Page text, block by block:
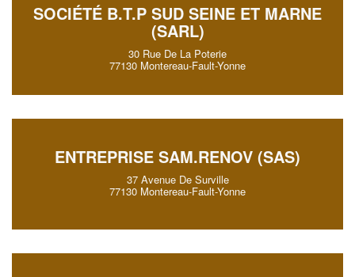
SOCIÉTÉ B.T.P SUD SEINE ET MARNE
(SARL)
30 Rue De La Poterie
77130 Montereau-Fault-Yonne
ENTREPRISE SAM.RENOV (SAS)
37 Avenue De Surville
77130 Montereau-Fault-Yonne